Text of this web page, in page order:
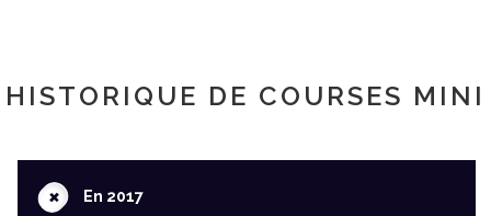
HISTORIQUE DE COURSES MINI
+En 2017